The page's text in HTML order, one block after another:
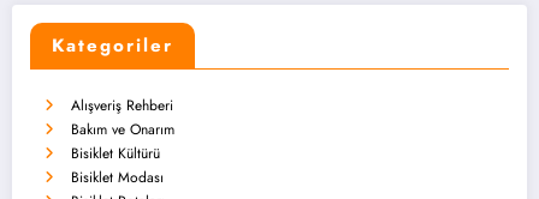
Kategoriler
Alışveriş Rehberi
Bakım ve Onarım
Bisiklet Kültürü
Bisiklet Modası